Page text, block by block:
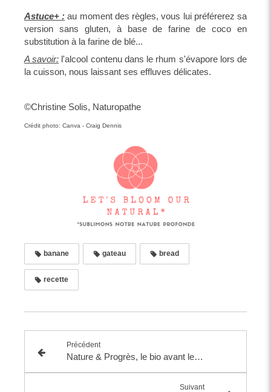
Astuce+ : au moment des règles, vous lui préférerez sa
version sans gluten, à base de farine de coco en
substitution à la farine de blé...
A savoir: l'alcool contenu dans le rhum s'évapore lors de
la cuisson, nous laissant ses effluves délicates.
©Christine Solis, Naturopathe
Crédit photo: Canva - Craig Dennis
banane gateau bread
recette
Précédent
Nature & Progrès, le bio avant le bio
Suivant